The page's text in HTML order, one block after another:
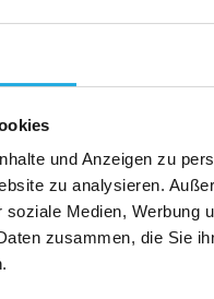
und Anzeigen zu
zu analysieren.
Medien, Werbung
zusammen, die Sie
DSS UNC
Hebeöse
5:1).